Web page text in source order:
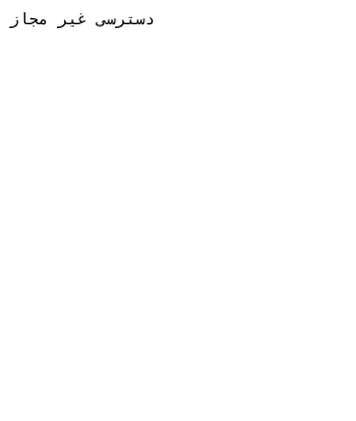
دسترسی غیر مجاز